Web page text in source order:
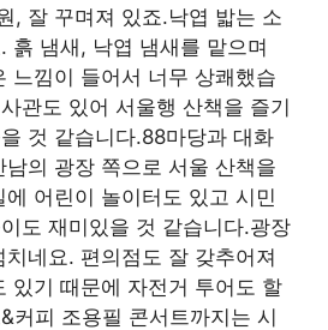
, 잘 꾸며져 있죠.낙엽 밟는 소
흙 냄새, 낙엽 냄새를 맡으며
느낌이 들어서 너무 상쾌했습
관도 있어 서울행 산책을 즐기
것 같습니다.88마당과 대화
의 광장 쪽으로 서울 산책을
어린이 놀이터도 있고 시민
도 재미있을 것 같습니다.광장
네요. 편의점도 잘 갖추어져
있기 때문에 자전거 투어도 할
커피 조용필 콘서트까지는 시